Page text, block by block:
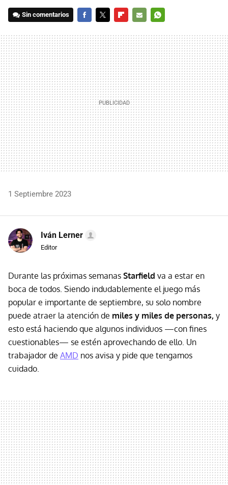
Sin comentarios
MAIL
1 Septiembre 2023
Iván Lerner
Editor
Durante las próximas semanas Starfield va a estar en
boca de todos. Siendo indudablemente el juego más
popular e importante de septiembre, su solo nombre
puede atraer la atención de miles y miles de personas, y
esto está haciendo que algunos individuos —con fines
cuestionables— se estén aprovechando de ello. Un
trabajador de AMD nos avisa y pide que tengamos
cuidado.